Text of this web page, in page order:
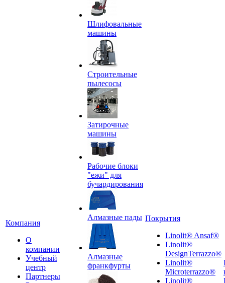
Компания
О
компании
Учебный
центр
Партнеры
Шлифовальные
машины
Строительные
пылесосы
Затирочные
машины
Рабочие блоки
"ежи" для
бучардирования
Алмазные пады
Алмазные
франкфурты
Покрытия
Linolit® Ansaf®
Linolit®
DesignTerrazzo®
Linolit®
Microterrazzo®
Linolit®